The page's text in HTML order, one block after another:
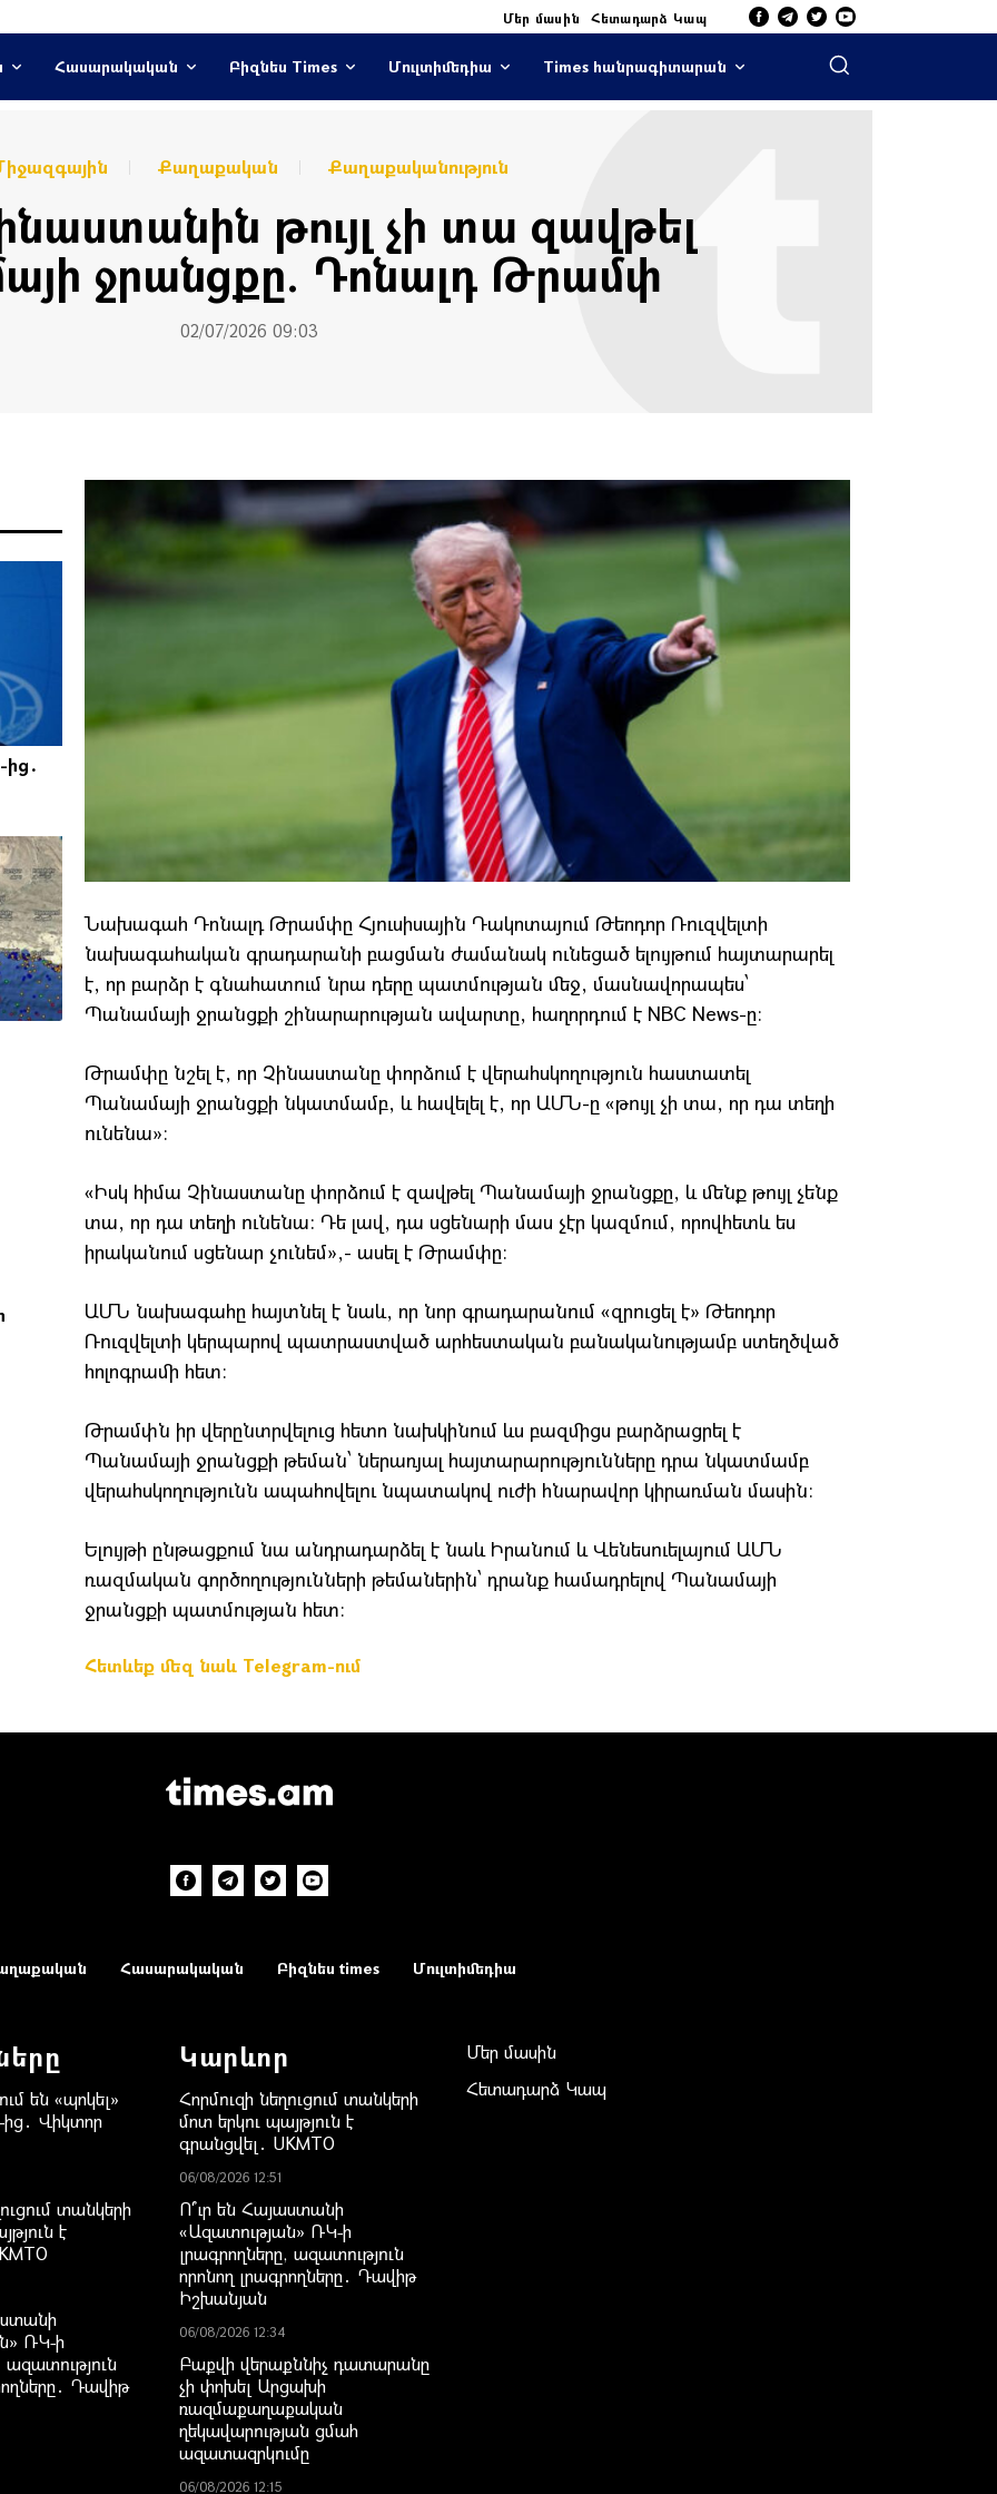
Մեր մասին Հետադարձ Կապ
Հասարակական Բիզնես Times Մուլտիմեդիա Times հանրագիտարան
Քաղաքական Քաղաքականություն
թույլ չի տա զավթել
ջրանցքը. Դոնալդ Թրամփ
02/07/2026 09:03
Նախագահ Դոնալդ Թրամփը Հյուսիսային Դակոտայում Թեոդոր Ռուզվելտի
նախագահական գրադարանի բացման ժամանակ ունեցած ելույթում հայտարարել
է, որ բարձր է գնահատում նրա դերը պատմության մեջ, մասնավորապես՝
Պանամայի ջրանցքի շինարարության ավարտը, հաղորդում է NBC News-ը։
Թրամփը նշել է, որ Չինաստանը փորձում է վերահսկողություն հաստատել
Պանամայի ջրանցքի նկատմամբ, և հավելել է, որ ԱՄՆ-ը «թույլ չի տա, որ դա տեղի
ունենա»։
«Իսկ հիմա Չինաստանը փորձում է զավթել Պանամայի ջրանցքը, և մենք թույլ չենք
տա, որ դա տեղի ունենա: Դե լավ, դա սցենարի մաս չէր կազմում, որովհետև ես
իրականում սցենար չունեմ»,- ասել է Թրամփը։
ԱՄՆ նախագահը հայտնել է նաև, որ նոր գրադարանում «զրուցել է» Թեոդոր
Ռուզվելտի կերպարով պատրաստված արհեստական բանականությամբ ստեղծված
հոլոգրամի հետ։
Թրամփն իր վերընտրվելուց հետո նախկինում ևս բազմիցս բարձրացրել է
Պանամայի ջրանցքի թեման՝ ներառյալ հայտարարությունները դրա նկատմամբ
վերահսկողությունն ապահովելու նպատակով ուժի հնարավոր կիրառման մասին։
Ելույթի ընթացքում նա անդրադարձել է նաև Իրանում և Վենեսուելայում ԱՄՆ
ռազմական գործողությունների թեմաներին՝ դրանք համադրելով Պանամայի
ջրանցքի պատմության հետ։
Հետևեք մեզ նաև Telegram-ում
Հասարակական Բիզնես times Մուլտիմեդիա
են «պոկել»
Վիկտոր
տանկերի
է
ՌԿ-ի
ազատություն
Դավիթ
Կարևոր
Հորմուզի նեղուցում տանկերի
մոտ երկու պայթյուն է
գրանցվել․ UKMTO
06/08/2026 12:51
Ո՞ւր են Հայաստանի
«Ազատության» ՌԿ-ի
լրագրողները, ազատություն
որոնող լրագրողները․ Դավիթ
Իշխանյան
06/08/2026 12:34
Բաքվի վերաքննիչ դատարանը
չի փոխել Արցախի
ռազմաքաղաքական
ղեկավարության ցմահ
ազատազրկումը
06/08/2026 12:15
Մեր մասին
Հետադարձ Կապ